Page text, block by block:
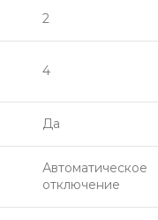
2
4
Да
Автоматическое
отключение